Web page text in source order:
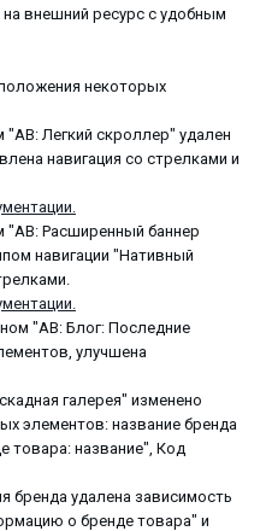
внешний ресурс с удобным
некоторых
Легкий скроллер" удален
навигация со стрелками и
Расширенный баннер
навигации "Нативный
"AB: Блог: Последние
улучшена
галерея" изменено
элементов: название бренда
товара: название", Код
бренда удалена зависимость
о бренде товара" и